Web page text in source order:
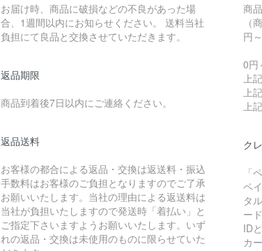
お届け時、商品に破損などの不良があった場
合、1週間以内にお知らせください。 送料当社
負担にて良品と交換させていただきます。
返品期限
商品到着後7日以内にご連絡ください。
返品送料
お客様の都合による返品・交換は返送料・振込
手数料はお客様のご負担となりますのでご了承
お願いいたします。当社の理由による返送料は
当社が負担いたしますので発送時「着払い」と
ご指定下さいますようお願いいたします。いず
れの返品・交換は未使用のものに限らせていた
商
（
円～
0円
上
上
上
ク
「
ペ
タ
ー
ID
カ